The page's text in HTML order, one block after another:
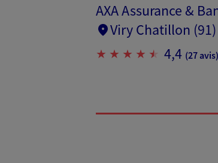
AXA Assurance &
Viry Chatillon (91)
4,4 (27 avis)